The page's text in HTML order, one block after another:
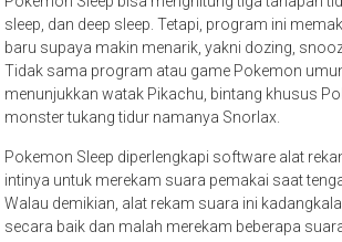
sleep, dan deep sleep. Tetapi, program ini
baru supaya makin menarik, yakni dozing,
Tidak sama program atau game Pokemon
menunjukkan watak Pikachu, bintang khusus
monster tukang tidur namanya Snorlax.
Pokemon Sleep diperlengkapi software alat
intinya untuk merekam suara pemakai saat
Walau demikian, alat rekam suara ini
secara baik dan malah merekam beberapa